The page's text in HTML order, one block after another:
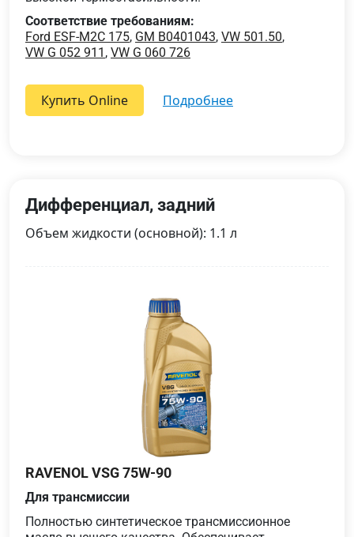
Соответствие требованиям:
Ford ESF-M2C 175, GM B0401043, VW 501.50,
VW G 052 911 , VW G 060 726
Купить Online подробнее
Дифференциал, задний
Объем жидкости (основной): 1.1 л
RAVENOL VSG 75W-90
Для трансмиссии
Полностью синтетическое трансмиссионное